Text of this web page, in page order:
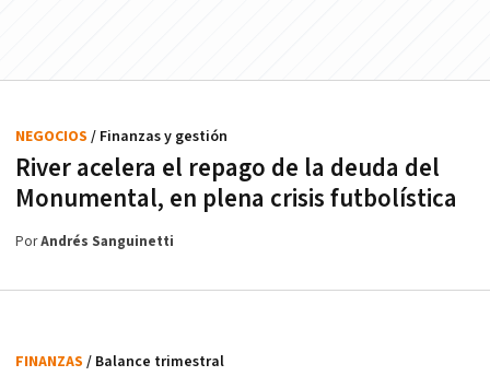
River acelera el repago de la deuda del
Monumental, en plena crisis futbolística
NEGOCIOS / Finanzas y gestión
PorAndrés Sanguinetti
FINANZAS / Balance trimestral